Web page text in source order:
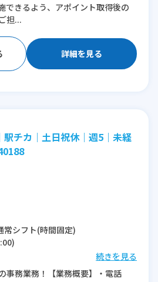
できるよう、アポイント取得後の
担...
詳細を見る
駅チカ｜土日祝休｜週5｜未経
常シフト(時間固定)
続きを見る
事務業務！【業務概要】・電話